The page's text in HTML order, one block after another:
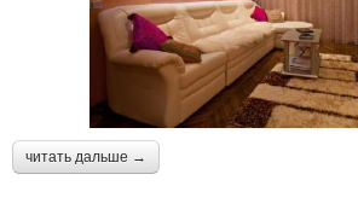
читать дальше →